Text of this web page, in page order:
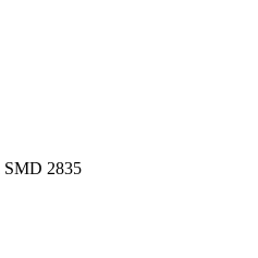
SMD 2835